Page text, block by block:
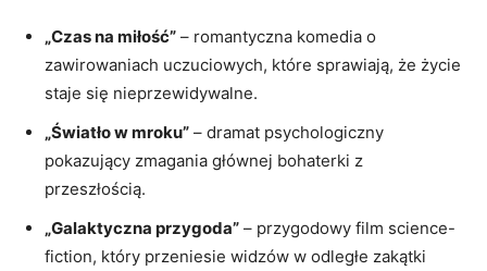
„Czas na miłość” – romantyczna komedia o
zawirowaniach uczuciowych, które sprawiają, że życie
staje się nieprzewidywalne.
„Światło w mroku” – dramat psychologiczny
pokazujący zmagania głównej bohaterki z
przeszłością.
„Galaktyczna przygoda” – przygodowy film science-
fiction, który przeniesie widzów w odległe zakątki